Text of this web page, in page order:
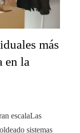
más
en la
escalaLas
sistemas